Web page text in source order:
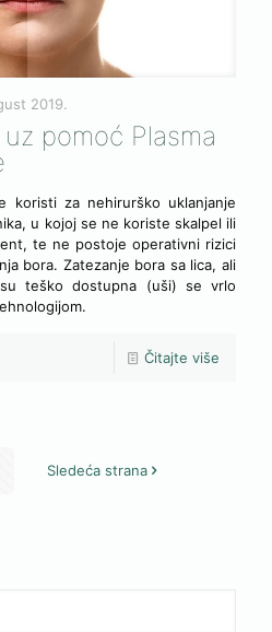
2019.
pomoć Plasma
koristi za nehirurško uklanjanje
u kojoj se ne koriste skalpel ili
te ne postoje operativni rizici
bora. Zatezanje bora sa lica, ali
teško dostupna (uši) se vrlo
Čitajte više
Sledeća strana